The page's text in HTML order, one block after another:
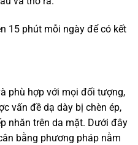
15 phút mỗi ngày để có kết
phù hợp với mọi đối tượng,
vấn đề dạ dày bị chèn ép,
nhăn trên da mặt. Dưới đây
bằng phương pháp nằm